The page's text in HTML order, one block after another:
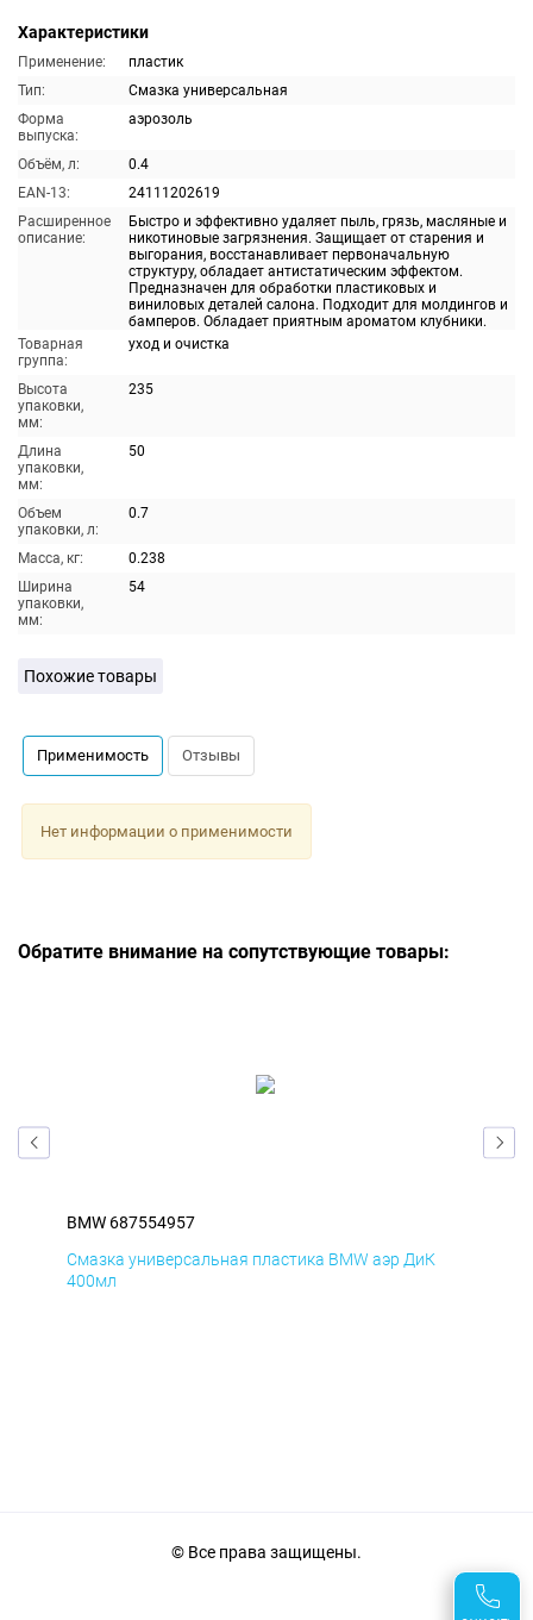
Характеристики
Применение:
пластик
Тип:
Смазка универсальная
Форма
выпуска:
аэрозоль
Объём, л:
0.4
EAN-13:
24111202619
Расширенное
описание:
Быстро и эффективно удаляет пыль, грязь, масляные и
никотиновые загрязнения. Защищает от старения и
выгорания, восстанавливает первоначальную
структуру, обладает антистатическим эффектом.
Предназначен для обработки пластиковых и
виниловых деталей салона. Подходит для молдингов и
бамперов. Обладает приятным ароматом клубники.
Товарная
группа:
уход и очистка
Высота
упаковки,
мм:
235
Длина
упаковки,
мм:
50
Объем
упаковки, л:
0.7
Масса, кг:
0.238
Ширина
упаковки,
мм:
54
Похожие товары
Применимость Отзывы
Нет информации о применимости
Обратите внимание на сопутствующие товары:
BMW 687554957
Смазка универсальная пластика BMW аэр ДиК
400мл
© Все права защищены.